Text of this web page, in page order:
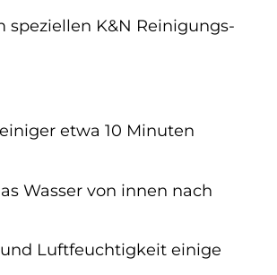
K&N Reinigungs-
etwa 10 Minuten
Wasser von innen nach
Luftfeuchtigkeit einige